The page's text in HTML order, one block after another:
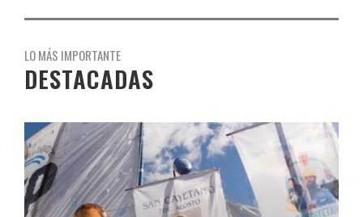
LO MÁS IMPORTANTE
DESTACADAS